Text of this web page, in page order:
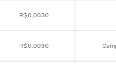
R$0,0030
R$0,0030